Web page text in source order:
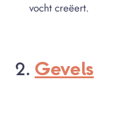
vocht creëert.
2. Gevels